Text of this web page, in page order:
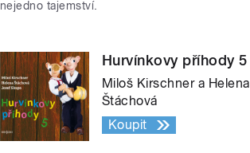
nejedno tajemství.
Hurvínkovy příhody 5
Miloš Kirschner a Helena
Štáchová
Koupit